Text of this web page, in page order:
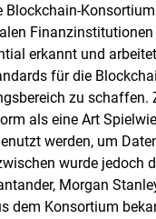
Blockchain-Konsortium
erkannt und
für die
zu schaffen.
als eine Art
werden, um
wurde jedoch
Morgan
dem Konsortium